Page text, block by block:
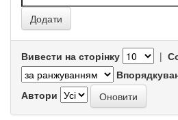
Вивести на сторінку |
Автори